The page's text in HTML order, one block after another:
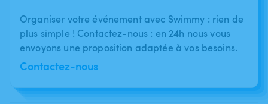
Organiser votre événement avec Swimmy : rien de
plus simple ! Contactez-nous : en 24h nous vous
envoyons une proposition adaptée à vos besoins.
Contactez-nous